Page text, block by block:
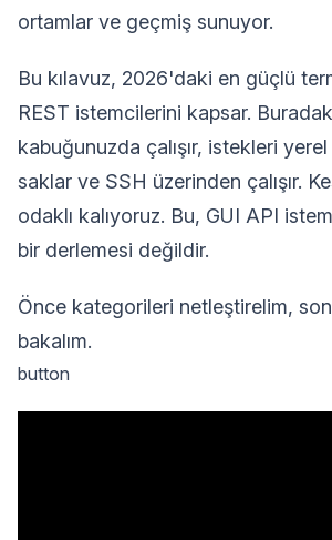
ortamlar ve geçmiş sunuyor.
Bu kılavuz, 2026'daki en güçlü
REST istemcilerini kapsar.
kabuğunuzda çalışır, istekleri
saklar ve SSH üzerinden çalışır.
odaklı kalıyoruz. Bu, GUI API
bir derlemesi değildir.
Önce kategorileri netleştirelim,
bakalım.
button